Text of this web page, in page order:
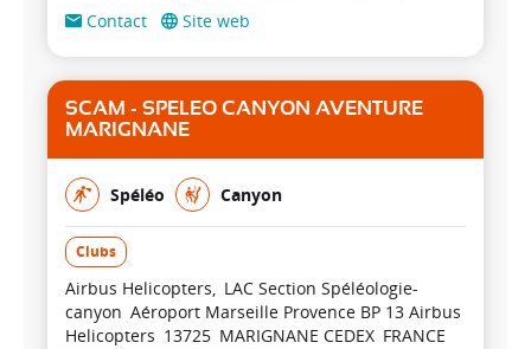
Contact
Site web
SCAM - SPELEO CANYON AVENTURE
MARIGNANE
Spéléo Canyon
Clubs
Airbus Helicopters
LAC Section Spéléologie-
canyon Aéroport Marseille Provence BP 13 Airbus
Helicopters 13725 MARIGNANE CEDEX FRANCE